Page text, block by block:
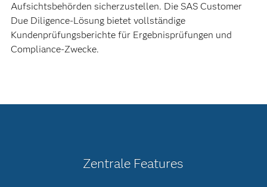
Aufsichtsbehörden sicherzustellen. Die SAS Customer
Due Diligence-Lösung bietet vollständige
Kundenprüfungsberichte für Ergebnisprüfungen und
Compliance-Zwecke.
Zentrale Features